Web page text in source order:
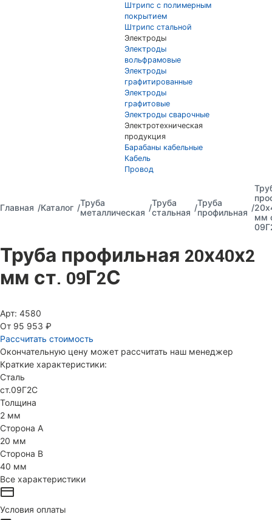
Штрипс с полимерным
покрытием
Штрипс стальной
Электроды
Электроды
вольфрамовые
Электроды
графитированные
Электроды
графитовые
Электроды сварочные
Электротехническая
продукция
Барабаны кабельные
Кабель
Провод
Главная Каталог
Труба
металлическая
Труба
стальная
Труба
профильная
мм
Труба профильная 20х40х2
мм ст. 09Г2С
Арт: 4580
От 95 953 ₽
Рассчитать стоимость
Окончательную цену может рассчитать наш менеджер
Краткие характеристики:
Сталь
ст.09Г2С
Толщина
2 мм
Сторона А
20 мм
Сторона В
40 мм
Все характеристики
Условия оплаты